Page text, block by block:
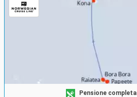
Pensione completa